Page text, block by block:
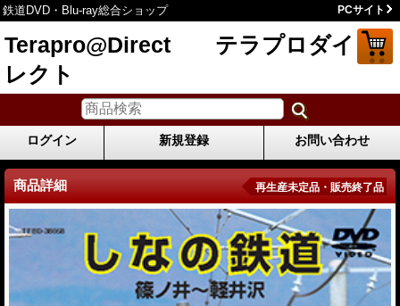
鉄道DVD・Blu-ray総合ショップ PCサイト
Terapro@Direct テラプロダイ
レクト
ログイン 新規登録 お問い合わせ
商品詳細 再生産未定品・販売終了品